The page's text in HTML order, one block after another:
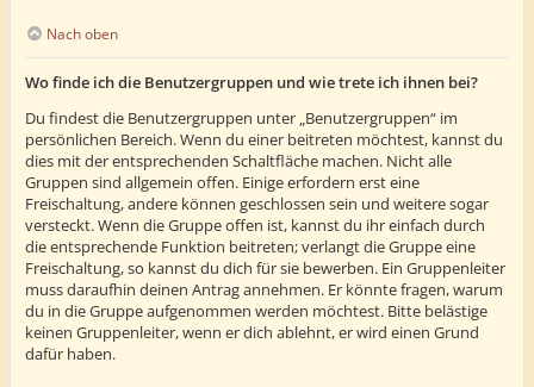
Nach oben
Wo finde ich die Benutzergruppen und wie trete ich ihnen bei?
Du findest die Benutzergruppen unter „Benutzergruppen“ im
persönlichen Bereich. Wenn du einer beitreten möchtest, kannst du
dies mit der entsprechenden Schaltfläche machen. Nicht alle
Gruppen sind allgemein offen. Einige erfordern erst eine
Freischaltung, andere können geschlossen sein und weitere sogar
versteckt. Wenn die Gruppe offen ist, kannst du ihr einfach durch
die entsprechende Funktion beitreten; verlangt die Gruppe eine
Freischaltung, so kannst du dich für sie bewerben. Ein Gruppenleiter
muss daraufhin deinen Antrag annehmen. Er könnte fragen, warum
du in die Gruppe aufgenommen werden möchtest. Bitte belästige
keinen Gruppenleiter, wenn er dich ablehnt, er wird einen Grund
dafür haben.